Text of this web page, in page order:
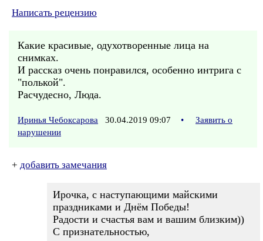
Написать рецензию
Какие красивые, одухотворенные лица на
снимках.
И рассказ очень понравился, особенно интрига с
"полькой".
Расчудесно, Люда.
Иринья Чебоксарова 30.04.2019 09:07 •
Заявить о
нарушении
+ добавить замечания
Ирочка, с наступающими майскими
праздниками и Днём Победы!
Радости и счастья вам и вашим близким))
С признательностью,